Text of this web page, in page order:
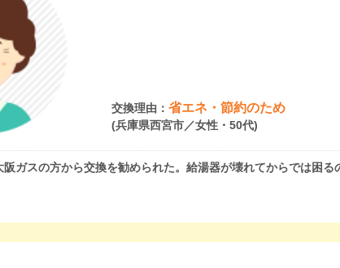
交換理由：省エネ・節約のため
(兵庫県西宮市／女性・50代)
ガスの方から交換を勧められた。給湯器が壊れてからでは困る